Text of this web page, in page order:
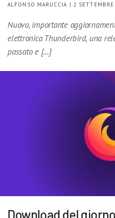
ALFONSO MARUCCIA | 2
Nuovo, importante
elettronica Thunderbird, una
passato e […]
Download del